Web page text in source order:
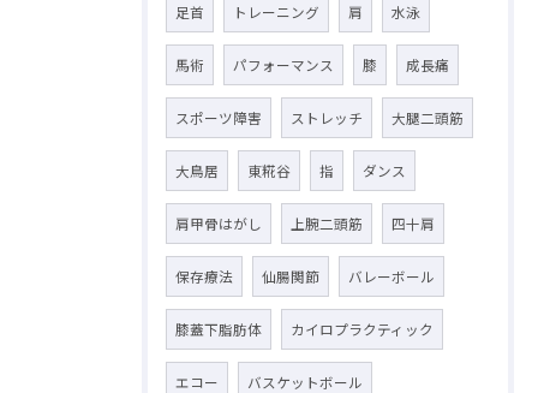
足首 トレーニング 肩 水泳
馬術 パフォーマンス 膝 成長痛
スポーツ障害 ストレッチ 大腿二頭筋
大鳥居 東糀谷 指 ダンス
肩甲骨はがし 上腕二頭筋 四十肩
保存療法 仙腸関節 バレーボール
膝蓋下脂肪体 カイロプラクティック
エコー バスケットボール